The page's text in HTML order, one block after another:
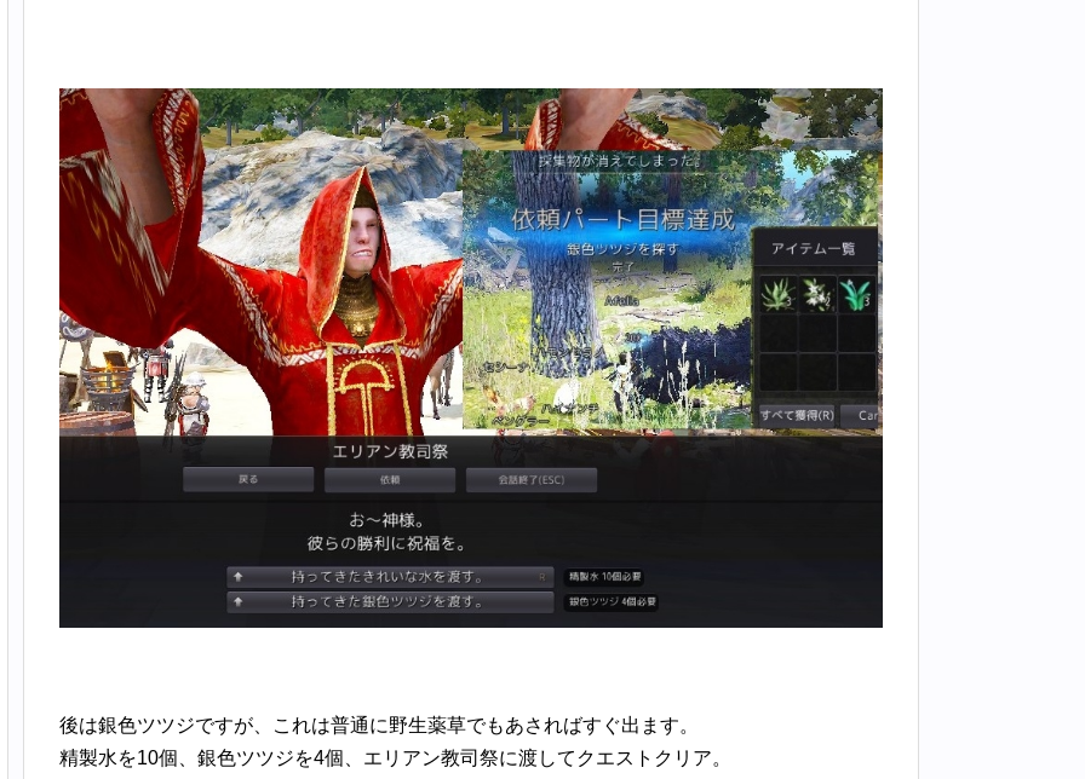
後は銀色ツツジですが、これは普通に野生薬草でもあさればすぐ出ます。
精製水を10個、銀色ツツジを4個、エリアン教司祭に渡してクエストクリア。